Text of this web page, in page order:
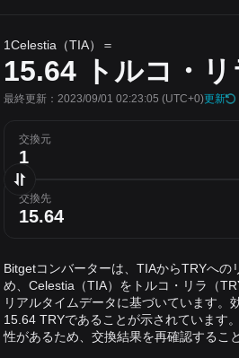
1Celestia（TIA）＝
15.64 トルコ・リ
最終更新：2023/09/01 02:23:05 (UTC+0)更新
交換元
交換先
Bitgetコンバーターは、TIAからTRYへの
め、Celestia（TIA）をトルコ・リラ（
リアルタイムデータに基づいています。
15.64 TRYであることが示されています
性があるため、交換結果を再確認するこ